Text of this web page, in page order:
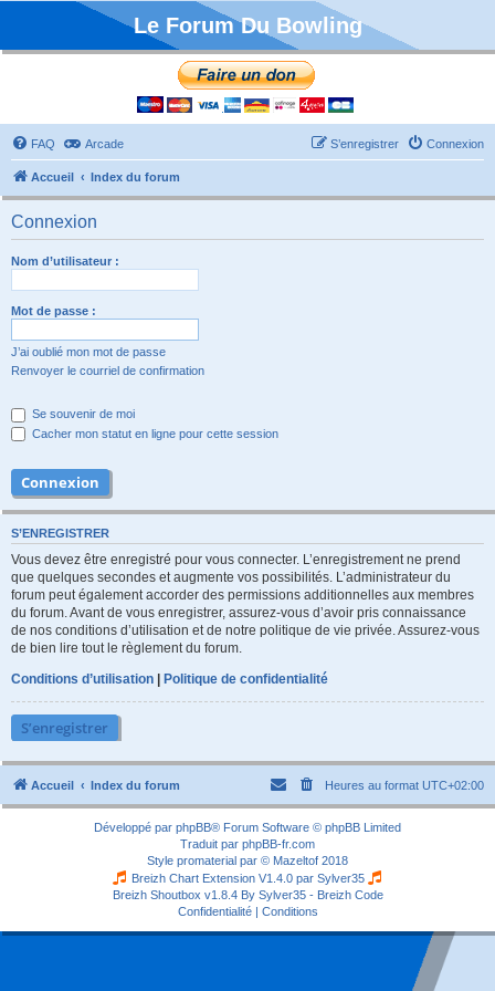
Le Forum Du Bowling
FAQ Arcade Connexion
S’enregistrer
Accueil Index du forum
Connexion
Nom d’utilisateur :
Mot de passe :
J’ai oublié mon mot de passe
Renvoyer le courriel de confirmation
Se souvenir de moi
Cacher mon statut en ligne pour cette session
S’ENREGISTRER
Vous devez être enregistré pour vous connecter. L’enregistrement ne prend
que quelques secondes et augmente vos possibilités. L’administrateur du
forum peut également accorder des permissions additionnelles aux membres
du forum. Avant de vous enregistrer, assurez-vous d’avoir pris connaissance
de nos conditions d’utilisation et de notre politique de vie privée. Assurez-vous
de bien lire tout le règlement du forum.
Conditions d’utilisation | Politique de confidentialité
S’enregistrer
Accueil Index du forum Heures au format UTC+02:00
Développé par phpBB® Forum Software © phpBB Limited
Traduit par phpBB-fr.com
Style promaterial par © Mazeltof 2018
Breizh Chart Extension V1.4.0 par Sylver35
Breizh Shoutbox v1.8.4 By Sylver35 - Breizh Code
Confidentialité| Conditions